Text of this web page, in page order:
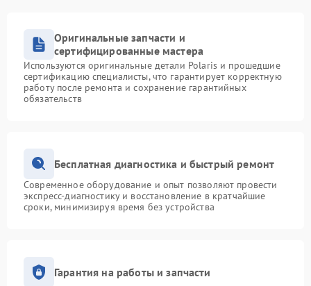
Оригинальные запчасти и
сертифицированные мастера
Используются оригинальные детали Polaris и прошедшие
сертификацию специалисты, что гарантирует корректную
работу после ремонта и сохранение гарантийных
обязательств
Бесплатная диагностика и быстрый ремонт
Современное оборудование и опыт позволяют провести
экспресс-диагностику и восстановление в кратчайшие
сроки, минимизируя время без устройства
Гарантия на работы и запчасти